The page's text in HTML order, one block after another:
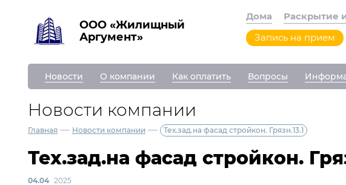
ООО «Жилищный
Аргумент»
Дома
Раскрытие
Запись на прием
Новости О компании Как оплатить Вопросы
Новости компании
Главная — Новости компании — Тех.зад.на фасад стройкон. Грязн.13.1
Тех.зад.на фасад стройкон.
04.04 2025